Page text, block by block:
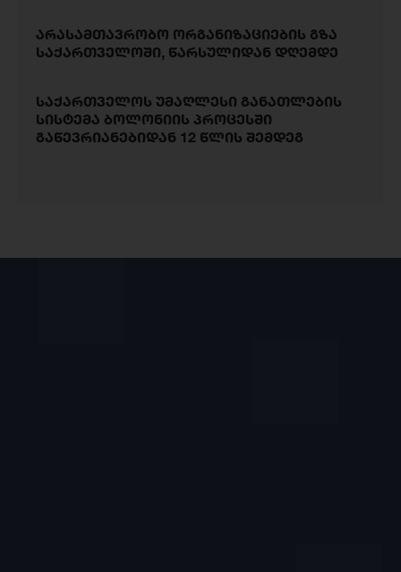
არასამთავრობო ორგანიზაციების გზა
საქართველოში, წარსულიდან დღემდე
საქართველოს უმაღლესი განათლების
სისტემა ბოლონიის პროცესში
გაწევრიანებიდან 12 წლის შემდეგ